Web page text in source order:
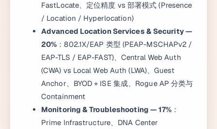
FastLocate、定位精度 vs 部署模式 (Presence
/ Location / Hyperlocation)
Advanced Location Services & Security —
20% ：802.1X/EAP 类型 (PEAP-MSCHAPv2 /
EAP-TLS / EAP-FAST)、Central Web Auth
(CWA) vs Local Web Auth (LWA)、Guest
Anchor、BYOD + ISE 集成、Rogue AP 分类与
Containment
Monitoring & Troubleshooting — 17% ：
Prime Infrastructure、DNA Center